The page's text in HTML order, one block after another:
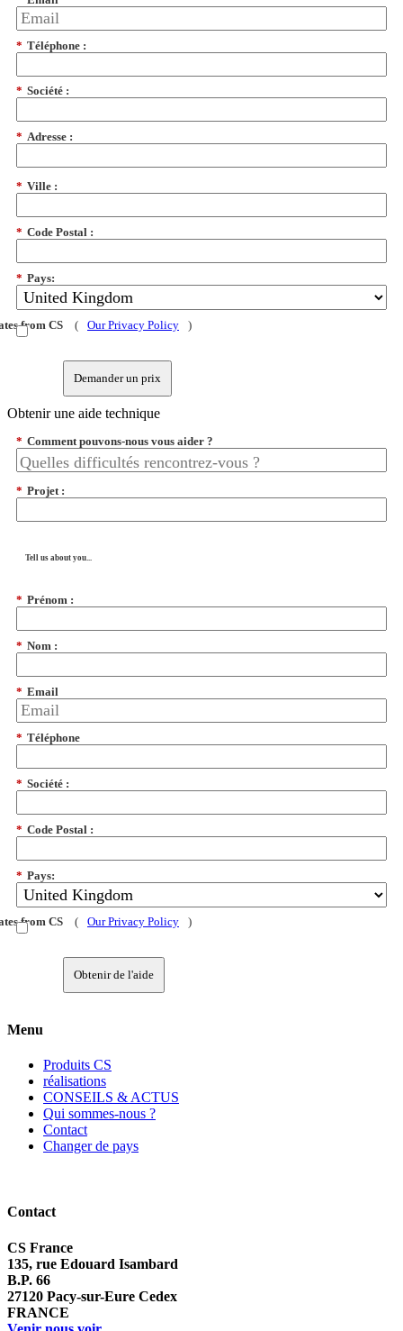
* Téléphone :
* Société :
* Adresse :
* Ville :
* Code Postal :
* Pays:
from CS ( Our Privacy Policy )
Demander un prix
Obtenir une aide technique
* Comment pouvons-nous vous aider ?
* Projet :
Tell us about you...
* Prénom :
* Nom :
* Email
* Téléphone
* Société :
* Code Postal :
* Pays:
from CS ( Our Privacy Policy )
Obtenir de l'aide
Menu
Produits CS
réalisations
CONSEILS & ACTUS
Qui sommes-nous ?
Contact
Changer de pays
Contact
CS France
135, rue Edouard Isambard
B.P. 66
27120 Pacy-sur-Eure Cedex
FRANCE